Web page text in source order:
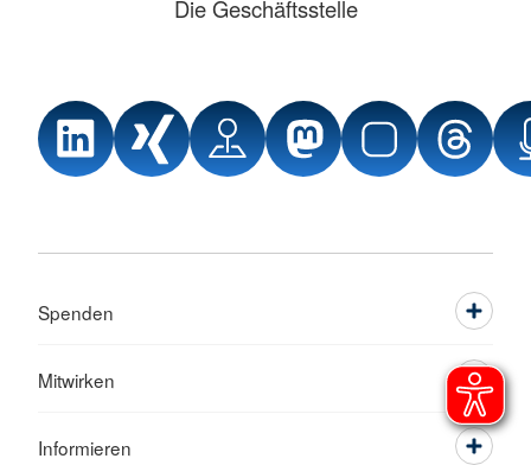
Die Geschäftsstelle
Spenden
Mitwirken
Informieren